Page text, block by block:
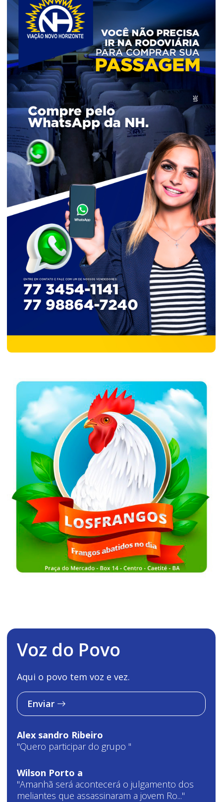
Voz do Povo
Aqui o povo tem voz e vez.
Enviar
Alex sandro Ribeiro
"Quero participar do grupo "
Wilson Porto a
"Amanhã será acontecerá o julgamento dos
meliantes que assassinaram a jovem Ro..."